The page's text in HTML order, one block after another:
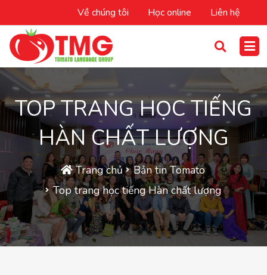
Về chúng tôi Học online Liên hệ
TOP TRANG HỌC TIẾNG
HÀN CHẤT LƯỢNG
Trang chủ
Bản tin Tomato
Top trang học tiếng Hàn chất lượng